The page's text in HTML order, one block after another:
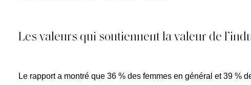
Les valeurs qui soutiennent la valeur de
Le rapport a montré que 36 % des femmes en général et 39 %